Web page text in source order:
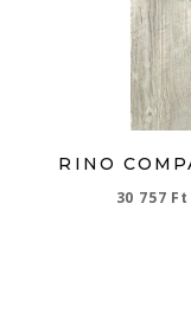
RINO
30 757 Ft